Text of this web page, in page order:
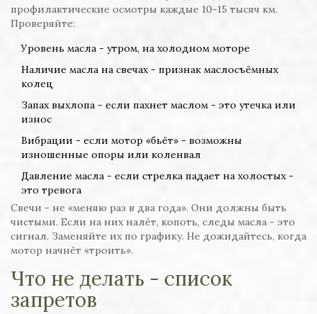
профилактические осмотры каждые 10-15 тысяч км.
Проверяйте:
Уровень масла - утром, на холодном моторе
Наличие масла на свечах - признак маслосъёмных
колец
Запах выхлопа - если пахнет маслом - это утечка или
износ
Вибрации - если мотор «бьёт» - возможны
изношенные опоры или коленвал
Давление масла - если стрелка падает на холостых -
это тревога
Свечи - не «меняю раз в два года». Они должны быть
чистыми. Если на них налёт, копоть, следы масла - это
сигнал. Заменяйте их по графику. Не дожидайтесь, когда
мотор начнёт «троить».
Что не делать - список
запретов